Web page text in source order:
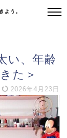
よう。
い、年齢
た＞
2026年4月23日